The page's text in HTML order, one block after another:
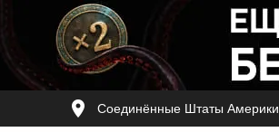
Соединённые Штаты Америки